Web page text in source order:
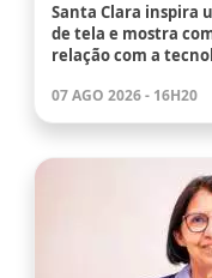
Santa Clara inspira
de tela e mostra
relação com a
07 AGO 2026 - 16H20